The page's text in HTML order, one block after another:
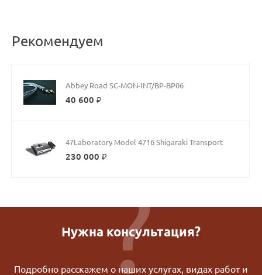
Рекомендуем
Abbey Road SC-MON-INT/BP-BP06
40 600 ₽
47Laboratory Model 4716 Shigaraki Transport
230 000 ₽
Нужна консультация?
Подробно расскажем о наших услугах, видах работ и